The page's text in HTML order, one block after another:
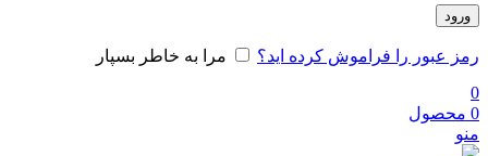
ورود
رمز عبور را فراموش کرده اید؟
مرا به خاطر بسپار
0
0 محصول
منو